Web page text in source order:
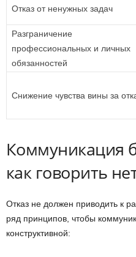
Отказ от ненужных задач
Разграничение
профессиональных и личных
обязанностей
Снижение чувства вины за
Коммуникация
как говорить
Отказ не должен приводить к
ряд принципов, чтобы
конструктивной: